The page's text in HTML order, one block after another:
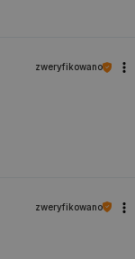
zweryfikowano
zweryfikowano